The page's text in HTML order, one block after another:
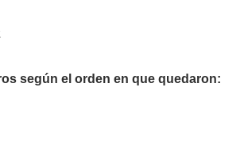
según el orden en que quedaron: